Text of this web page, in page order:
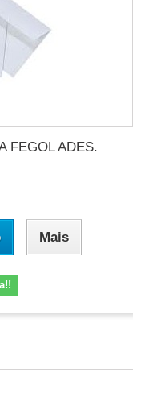
FEGOL ADES.
Mais